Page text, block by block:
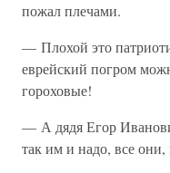
пожал плечами.
— Плохой это
еврейский погром
гороховые!
— А дядя Егор
так им и надо, все